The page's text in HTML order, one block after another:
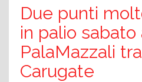
Due punti
in palio sabato
PalaMazzali
Carugate